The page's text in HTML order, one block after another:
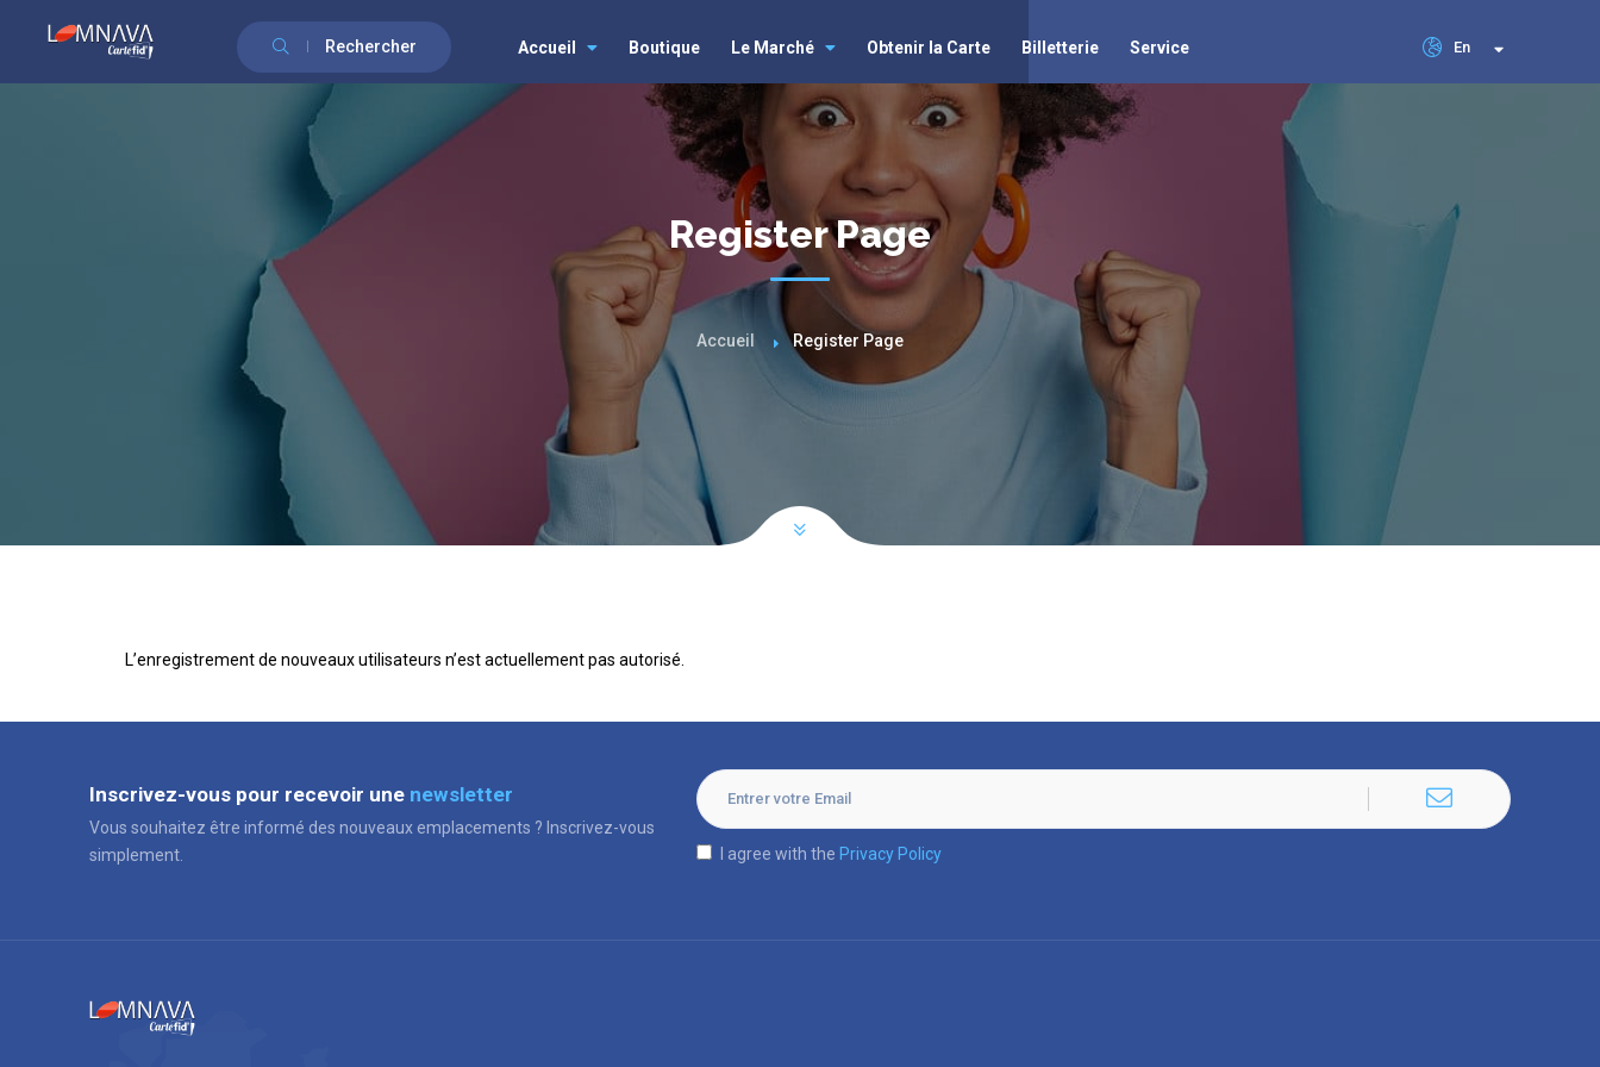
Rechercher En
Accueil Boutique Le Marché Obtenir la Carte Billetterie Service
Register Page
Accueil Register Page
L’enregistrement de nouveaux utilisateurs n’est actuellement pas autorisé.
Inscrivez-vous pour recevoir une newsletter
Vous souhaitez être informé des nouveaux emplacements ? Inscrivez-vous
simplement.
I agree with the Privacy Policy